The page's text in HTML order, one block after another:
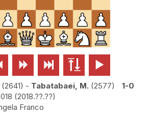
   
2641 - Tabatabaei, M. 2577
1-0
2018.??.??
Franco